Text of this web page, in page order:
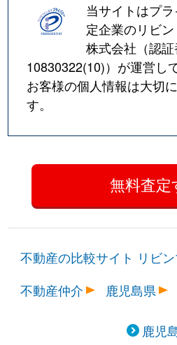
当サイトはプ
定企業のリビ
株式会社（認証
10830322(10)）が運営し
お客様の個人情報は大切
す。
不動産の比較サイト リビ
不動産仲介
鹿児島県
鹿児